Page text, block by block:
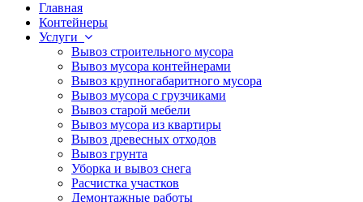
Главная
Контейнеры
Услуги
Вывоз строительного мусора
Вывоз мусора контейнерами
Вывоз крупногабаритного мусора
Вывоз мусора с грузчиками
Вывоз старой мебели
Вывоз мусора из квартиры
Вывоз древесных отходов
Вывоз грунта
Уборка и вывоз снега
Расчистка участков
Демонтажные работы